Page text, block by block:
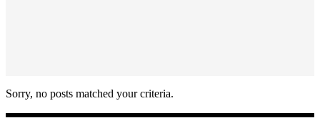
Sorry, no posts matched your criteria.